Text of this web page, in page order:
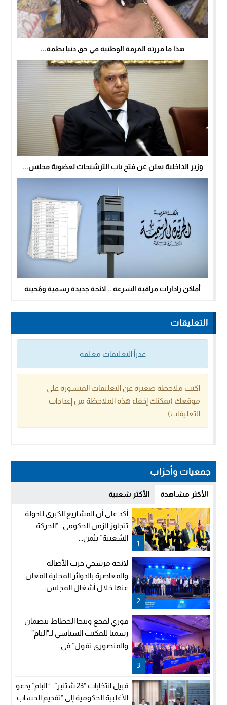
هذا ما قررته الفرقة الوطنية في حق دنيا بطمة...
وزير الداخلية يعلن عن فتح باب الترشيحات لعضوية مجلس...
أماكن رادارات مراقبة السرعة .. لائحة جديدة رسمية ومُحينة
التعليقات
عذراً التعليقات مغلقة
اكتب ملاحظة صغيرة عن التعليقات المنشورة على
موقعك (يمكنك إخفاء هذه الملاحظة من إعدادات
التعليقات)
جمعيات وأحزاب
الأكثر مشاهدة الأكثر شعبية
1
أكد على أن المشاريع الكبرى للدولة
تتجاوز الزمن الحكومي.. “الحركة
الشعبية” يثمن...
2
لائحة مرشحي حزب الأصالة
والمعاصرة بالدوائر المحلية المعلن
عنها خلال أشغال المجلس...
3
فوزي لقجع وينجا الخطاط ينضمان
رسميا للمكتب السياسي لـ”البام”
والمنصوري تقول” في...
قبيل انتخابات “23 شتنبر”.. “البام” يدعو
الأغلبية الحكومية إلى “تقديم الحساب